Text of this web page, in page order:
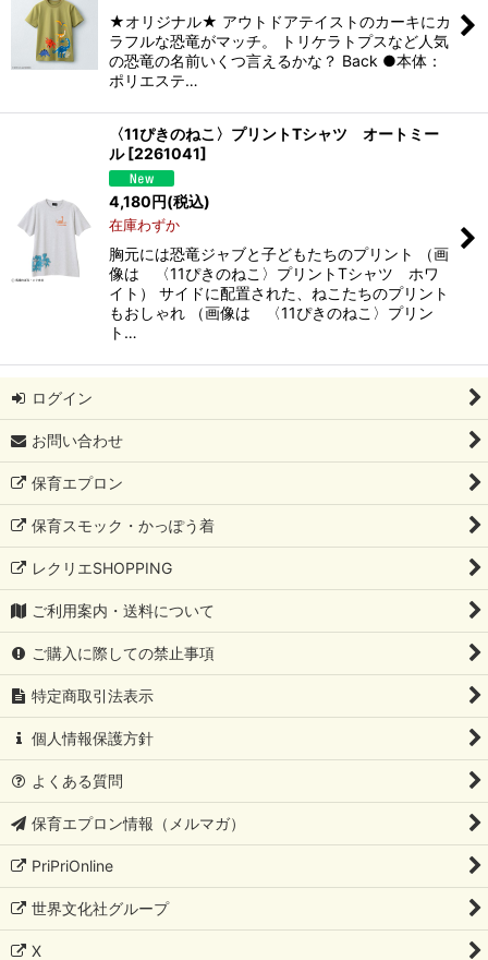
★オリジナル★ アウトドアテイストのカーキにカ
ラフルな恐竜がマッチ。 トリケラトプスなど人気
の恐竜の名前いくつ言えるかな？ Back ●本体：
ポリエステ…
〈11ぴきのねこ〉プリントTシャツ オートミー
ル [2261041]
4,180円(税込)
在庫わずか
胸元には恐竜ジャブと子どもたちのプリント （画
像は 〈11ぴきのねこ〉プリントTシャツ ホワ
イト） サイドに配置された、ねこたちのプリント
もおしゃれ （画像は 〈11ぴきのねこ〉プリン
ト…
ログイン
お問い合わせ
保育エプロン
保育スモック・かっぽう着
レクリエSHOPPING
ご利用案内・送料について
ご購入に際しての禁止事項
特定商取引法表示
個人情報保護方針
よくある質問
保育エプロン情報（メルマガ）
PriPriOnline
世界文化社グループ
X